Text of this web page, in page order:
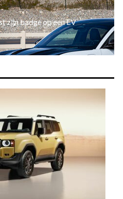
zijn badge op een EV